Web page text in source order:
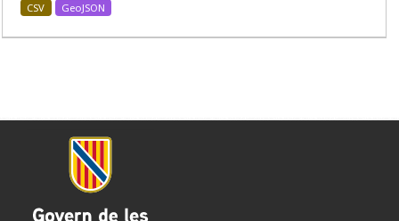
CSV GeoJSON